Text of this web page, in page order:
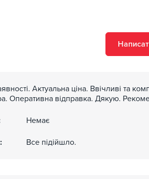
програмою: за покупки
оплатити наступне придбання
Актуальна ціна. Ввічливі та
Оперативна відправка. Дякую.
Немає
Все підійшло.